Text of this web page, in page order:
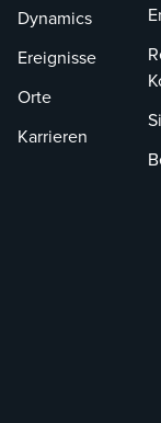
Dynamics
Ereignisse
Orte
Karrieren